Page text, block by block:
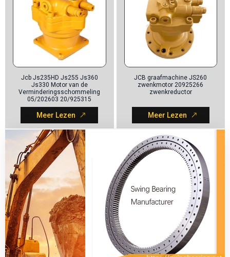
Jcb Js235HD Js255 Js360
Js330 Motor van de
Verminderingsschommeling
05/202603 20/925315
Meer Lezen
JCB graafmachine JS260
zwenkmotor 20925266
zwenkreductor
Meer Lezen
NIEUWS Alles bekijken